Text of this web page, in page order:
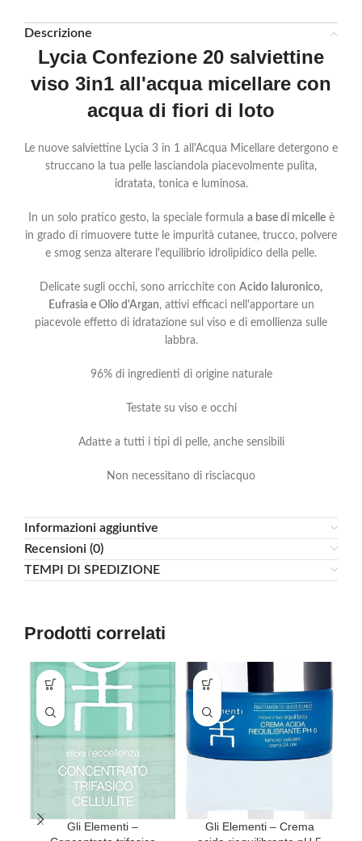
Descrizione
Lycia Confezione 20 salviettine
viso 3in1 all'acqua micellare con
acqua di fiori di loto
Le nuove salviettine Lycia 3 in 1 all'Acqua Micellare detergono e
struccano la tua pelle lasciandola piacevolmente pulita,
idratata, tonica e luminosa.
In un solo pratico gesto, la speciale formula a base di micelleè
in grado di rimuovere tutte le impurità cutanee, trucco, polvere
e smog senza alterare l'equilibrio idrolipidico della pelle.
Delicate sugli occhi, sono arricchite con Acido Ialuronico,
Eufrasia e Olio d'Argan, attivi efficaci nell'apportare un
piacevole effetto di idratazione sul viso e di emollienza sulle
labbra.
96% di ingredienti di origine naturale
Testate su viso e occhi
Adatte a tutti i tipi di pelle, anche sensibili
Non necessitano di risciacquo
Informazioni aggiuntive
Recensioni (0)
TEMPI DI SPEDIZIONE
Prodotti correlati
Gli Elementi –
Gli Elementi – Crema